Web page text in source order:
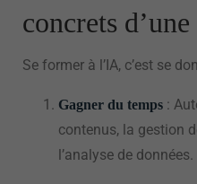
concrets
Se former à l’IA, c’est se
Gagner du temps :
contenus, la gestion
l’analyse de données.